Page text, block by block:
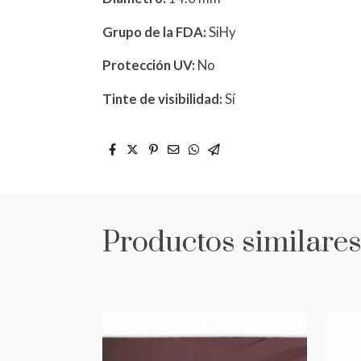
Grupo de la FDA:SiHy
Protección UV: No
Tinte de visibilidad:Sí
Productos